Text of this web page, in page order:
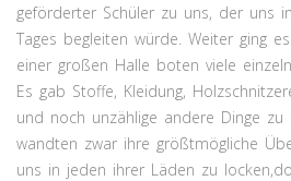
geförderter Schüler zu uns, der uns
Tages begleiten würde. Weiter ging
einer großen Halle boten viele
Es gab Stoffe, Kleidung,
und noch unzählige andere Dinge zu
wandten zwar ihre größtmögliche
uns in jeden ihrer Läden zu